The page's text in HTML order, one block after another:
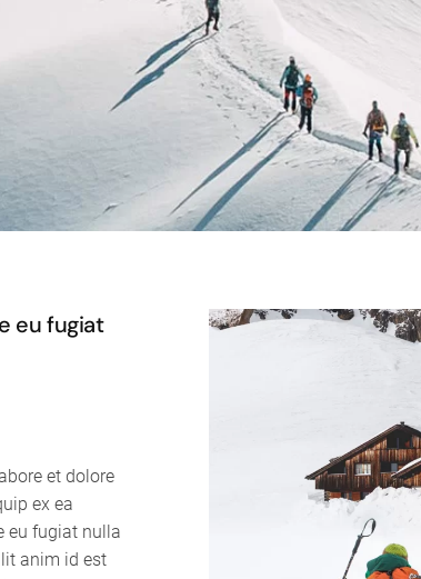
eu fugiat
et dolore
ex ea
eu fugiat nulla
anim id est